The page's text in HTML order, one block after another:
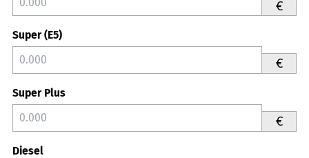
€
Super (E5)
€
Super Plus
€
Diesel